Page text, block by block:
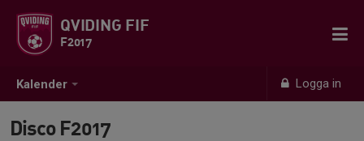
Kalender Logga in
QVIDING FIF
F2017
Disco F2017